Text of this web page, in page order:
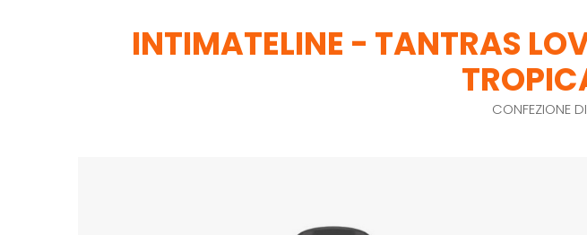
INTIMATELINE - TANTRAS
CONFEZIONE